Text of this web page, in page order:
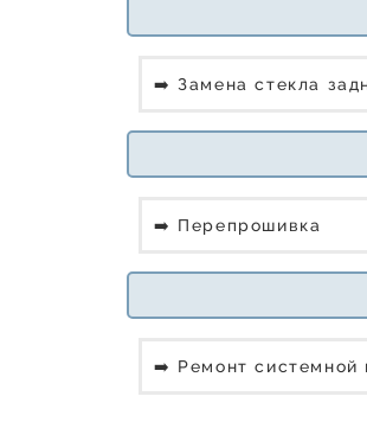
➡️ Замена стекла
➡️ Перепрошивка
➡️ Ремонт системной